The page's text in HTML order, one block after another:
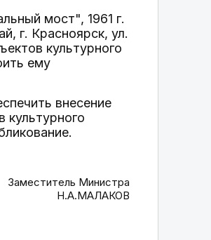
мост", 1961 г.
г. Красноярск, ул.
культурного
ему
внесение
культурного
Заместитель Министра
Н.А.МАЛАКОВ